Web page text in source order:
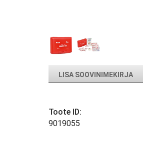
LISA SOOVINIMEKIRJA
Toote ID:
9019055